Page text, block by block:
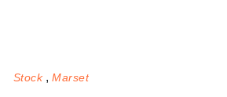
Stock Marset